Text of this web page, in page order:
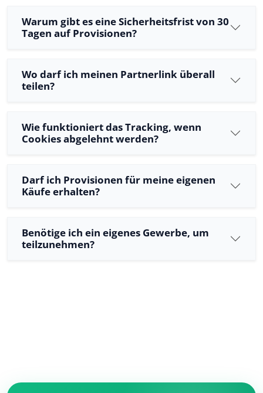
Warum gibt es eine Sicherheitsfrist von 30
Tagen auf Provisionen?
Wo darf ich meinen Partnerlink überall
teilen?
Wie funktioniert das Tracking, wenn
Cookies abgelehnt werden?
Darf ich Provisionen für meine eigenen
Käufe erhalten?
Benötige ich ein eigenes Gewerbe, um
teilzunehmen?